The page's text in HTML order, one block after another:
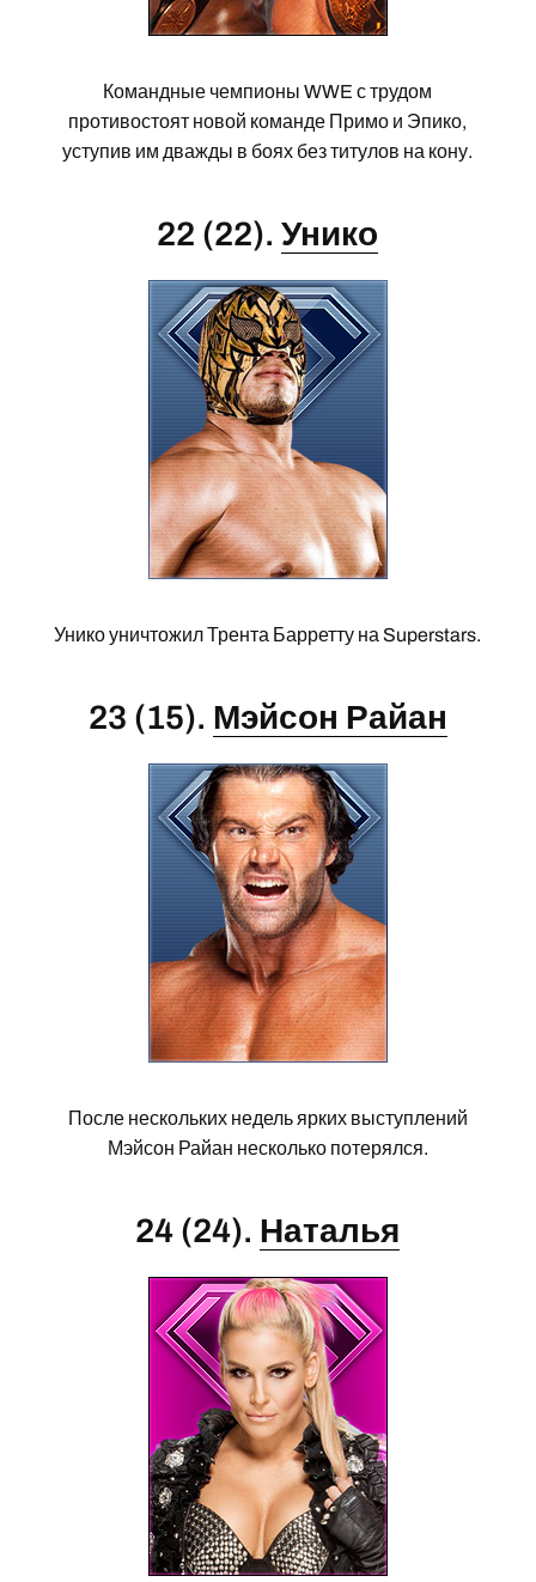
Командные чемпионы WWE с трудом
противостоят новой команде Примо и Эпико,
уступив им дважды в боях без титулов на кону.
22 (22).Унико
Унико уничтожил Трента Барретту на Superstars.
23 (15). Мэйсон Райан
После нескольких недель ярких выступлений
Мэйсон Райан несколько потерялся.
24 (24). Наталья